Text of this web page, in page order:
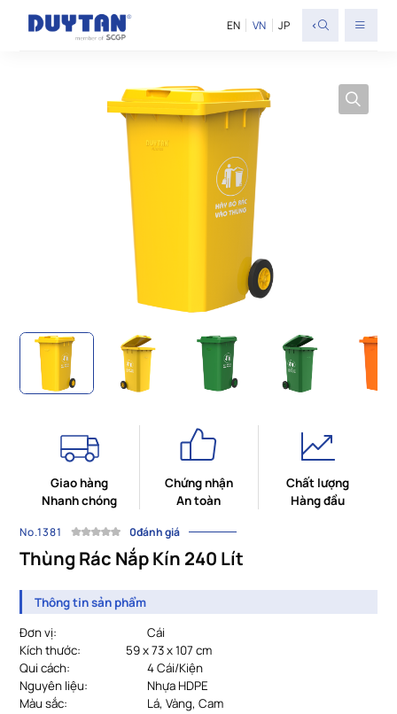
EN VN JP <
Giao hàng
Nhanh chóng
Chứng nhận
An toàn
Chất lượng
Hàng đầu
No.1381 0đánh giá
Thùng Rác Nắp Kín 240 Lít
Thông tin sản phẩm
Đơn vị:
Cái
Kích thước:
59 x 73 x 107 cm
Qui cách:
4 Cái/Kiện
Nguyên liệu:
Nhựa HDPE
Màu sắc:
Lá, Vàng, Cam